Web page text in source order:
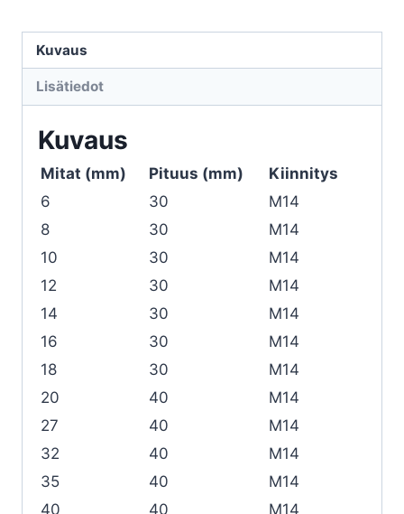
Kuvaus
Lisätiedot
Kuvaus
Mitat (mm) Pituus (mm)
Kiinnitys
6
30
M14
8
30
M14
10
30
M14
12
30
M14
14
30
M14
16
30
M14
18
30
M14
20
40
M14
27
40
M14
32
40
M14
35
40
M14
40
40
M14